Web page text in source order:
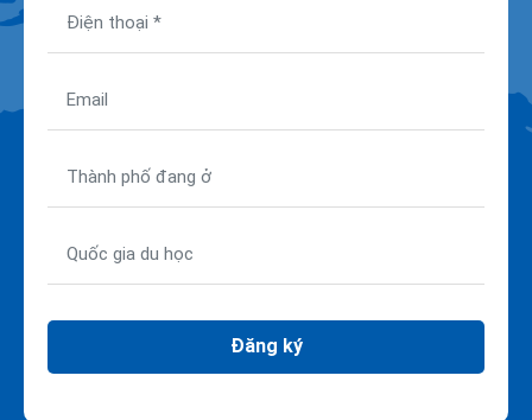
Đăng ký